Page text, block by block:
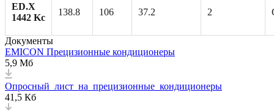
ED.X
1442 Kc
138.8 106 37.2 2
Документы
EMICON Прецизионные кондиционеры
5,9 Мб
Опросный_лист_на_прецизионные_кондиционеры
41,5 Кб